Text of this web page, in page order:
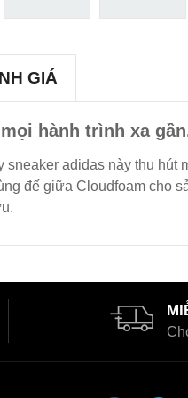
GIÁ
hành trình xa
adidas này thu
đế giữa Cloudfoam